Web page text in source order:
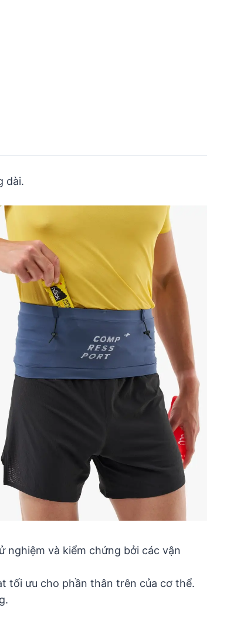
dài.
và kiểm chứng bởi các vận
tối ưu cho phần thân trên của cơ thể.